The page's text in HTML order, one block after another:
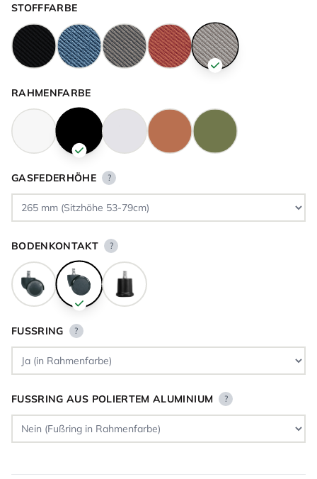
STOFFFARBE
RAHMENFARBE
GASFEDERHÖHE ?
BODENKONTAKT ?
FUSSRING ?
FUSSRING AUS POLIERTEM ALUMINIUM ?